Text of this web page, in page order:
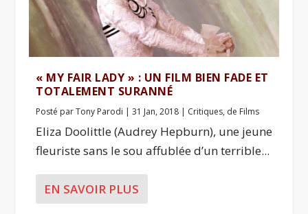
« MY FAIR LADY » : UN FILM BIEN FADE ET
TOTALEMENT SURANNÉ
Posté parTony Parodi |31 Jan, 2018 | Critiques, de Films
Eliza Doolittle (Audrey Hepburn), une jeune
fleuriste sans le sou affublée d’un terrible...
EN SAVOIR PLUS